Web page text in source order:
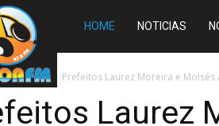
Rádio
Lagoa
HOME NOTICIAS
Prefeitos Laurez Moreira e
Laurez